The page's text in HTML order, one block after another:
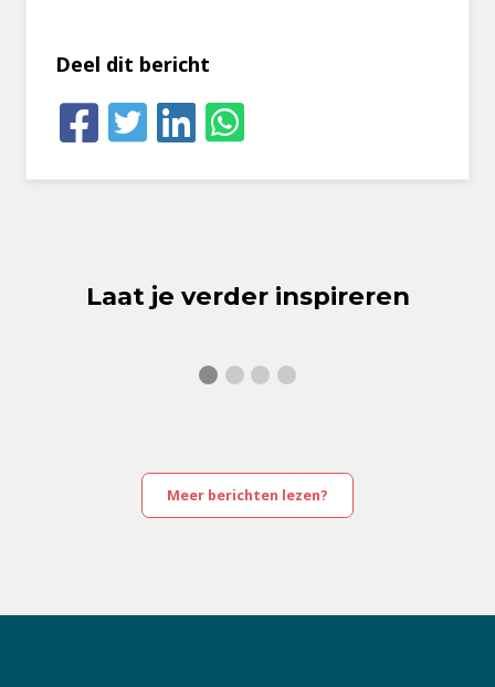
Deel dit bericht
Laat je verder inspireren
die cadeaus?
donker
Bijbel?
Bijbelervaring
Meer berichten lezen?